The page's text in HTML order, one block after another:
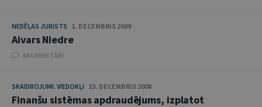
NEDĒĻAS JURISTS 1. DECEMBRIS 2009
Aivars Niedre
4 KOMENTĀRI
SKAIDROJUMI. VIEDOKĻI 23. DECEMBRIS 2008
Finanšu sistēmas apdraudējums, izplatot